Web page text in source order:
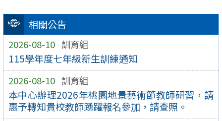
相關公告
2026-08-10 訓育組
115學年度七年級新生訓練通知
2026-08-10 訓育組
本中心辦理2026年桃園地景藝術節教師研習，請
惠予轉知貴校教師踴躍報名參加，請查照。